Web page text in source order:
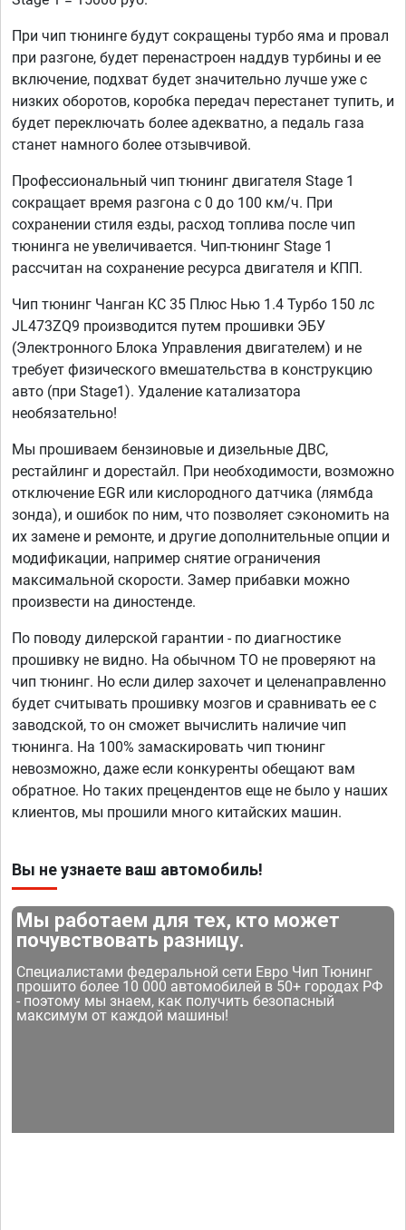
При чип тюнинге будут сокращены турбо яма и провал
при разгоне, будет перенастроен наддув турбины и ее
включение, подхват будет значительно лучше уже с
низких оборотов, коробка передач перестанет тупить, и
будет переключать более адекватно, а педаль газа
станет намного более отзывчивой.
Профессиональный чип тюнинг двигателя Stage 1
сокращает время разгона с 0 до 100 км/ч. При
сохранении стиля езды, расход топлива после чип
тюнинга не увеличивается. Чип-тюнинг Stage 1
рассчитан на сохранение ресурса двигателя и КПП.
Чип тюнинг Чанган КС 35 Плюс Нью 1.4 Турбо 150 лс
JL473ZQ9 производится путем прошивки ЭБУ
(Электронного Блока Управления двигателем) и не
требует физического вмешательства в конструкцию
авто (при Stage1). Удаление катализатора
необязательно!
Мы прошиваем бензиновые и дизельные ДВС,
рестайлинг и дорестайл. При необходимости, возможно
отключение EGR или кислородного датчика (лямбда
зонда), и ошибок по ним, что позволяет сэкономить на
их замене и ремонте, и другие дополнительные опции и
модификации, например снятие ограничения
максимальной скорости. Замер прибавки можно
произвести на диностенде.
По поводу дилерской гарантии - по диагностике
прошивку не видно. На обычном ТО не проверяют на
чип тюнинг. Но если дилер захочет и целенаправленно
будет считывать прошивку мозгов и сравнивать ее с
заводской, то он сможет вычислить наличие чип
тюнинга. На 100% замаскировать чип тюнинг
невозможно, даже если конкуренты обещают вам
обратное. Но таких прецендентов еще не было у наших
клиентов, мы прошили много китайских машин.
Вы не узнаете ваш автомобиль!
Мы работаем для тех, кто может
почувствовать разницу.
Специалистами федеральной сети Евро Чип Тюнинг
прошито более 10 000 автомобилей в 50+ городах РФ
- поэтому мы знаем, как получить безопасный
максимум от каждой машины!